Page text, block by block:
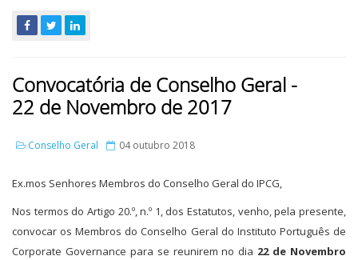
Convocatória de Conselho Geral -
22 de Novembro de 2017
Conselho Geral 04 outubro 2018
Ex.mos Senhores Membros do Conselho Geral do IPCG,
Nos termos do Artigo 20.º, n.º 1, dos Estatutos, venho, pela presente,
convocar os Membros do Conselho Geral do Instituto Português de
Corporate Governance para se reunirem no dia 22 de Novembro